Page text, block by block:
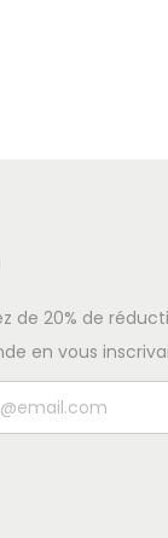
de 20% de
en vous